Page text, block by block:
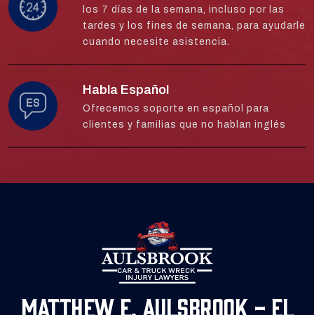
los 7 días de la semana, incluso por las
tardes y los fines de semana, para ayudarle
cuando necesite asistencia.
Habla Español
Ofrecemos soporte en español para
clientes y familias que no hablan inglés
Matthew E. Aulsbrook - El